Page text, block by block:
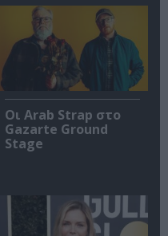
Οι Arab Strap στο
Gazarte Ground
Stage